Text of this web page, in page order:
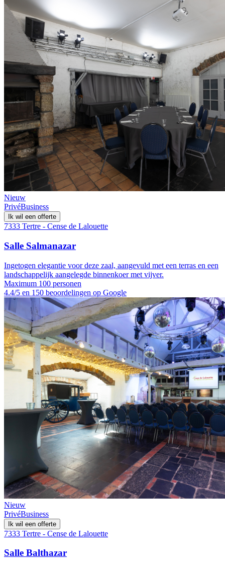
Nieuw
PrivéBusiness
Ik wil een offerte
7333 Tertre - Cense de Lalouette
Salle Salmanazar
Ingetogen elegantie voor deze zaal, aangevuld met een terras en een
landschappelijk aangelegde binnenkoer met vijver.
Maximum 100 personen
4.4/5 en 150 beoordelingen op Google
Nieuw
PrivéBusiness
Ik wil een offerte
7333 Tertre - Cense de Lalouette
Salle Balthazar